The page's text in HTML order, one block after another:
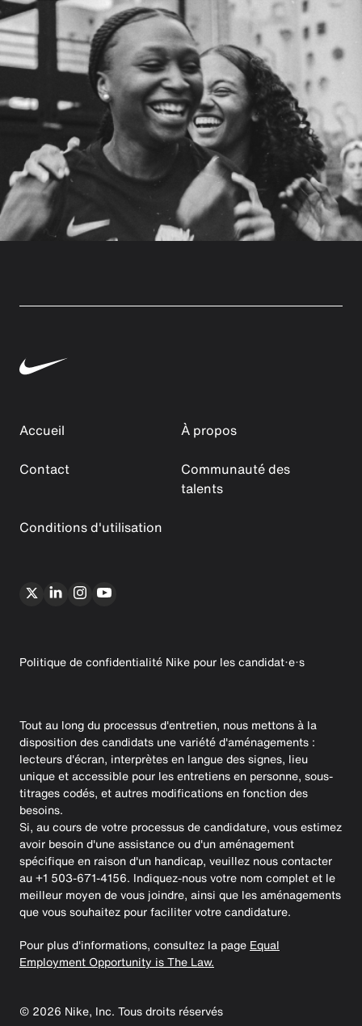
Accueil
À propos
Contact
Communauté des
talents
Conditions d'utilisation
Politique de confidentialité Nike pour les candidat·e·s
Tout au long du processus d'entretien, nous mettons à la
disposition des candidats une variété d'aménagements :
lecteurs d'écran, interprètes en langue des signes, lieu
unique et accessible pour les entretiens en personne, sous-
titrages codés, et autres modifications en fonction des
besoins.
Si, au cours de votre processus de candidature, vous estimez
avoir besoin d'une assistance ou d'un aménagement
spécifique en raison d'un handicap, veuillez nous contacter
au +1 503-671-4156. Indiquez-nous votre nom complet et le
meilleur moyen de vous joindre, ainsi que les aménagements
que vous souhaitez pour faciliter votre candidature.
Pour plus d'informations, consultez la page Equal
Employment Opportunity is The Law.
© 2026 Nike, Inc. Tous droits réservés